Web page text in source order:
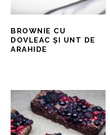
BROWNIE CU
DOVLEAC ȘI UNT DE
ARAHIDE